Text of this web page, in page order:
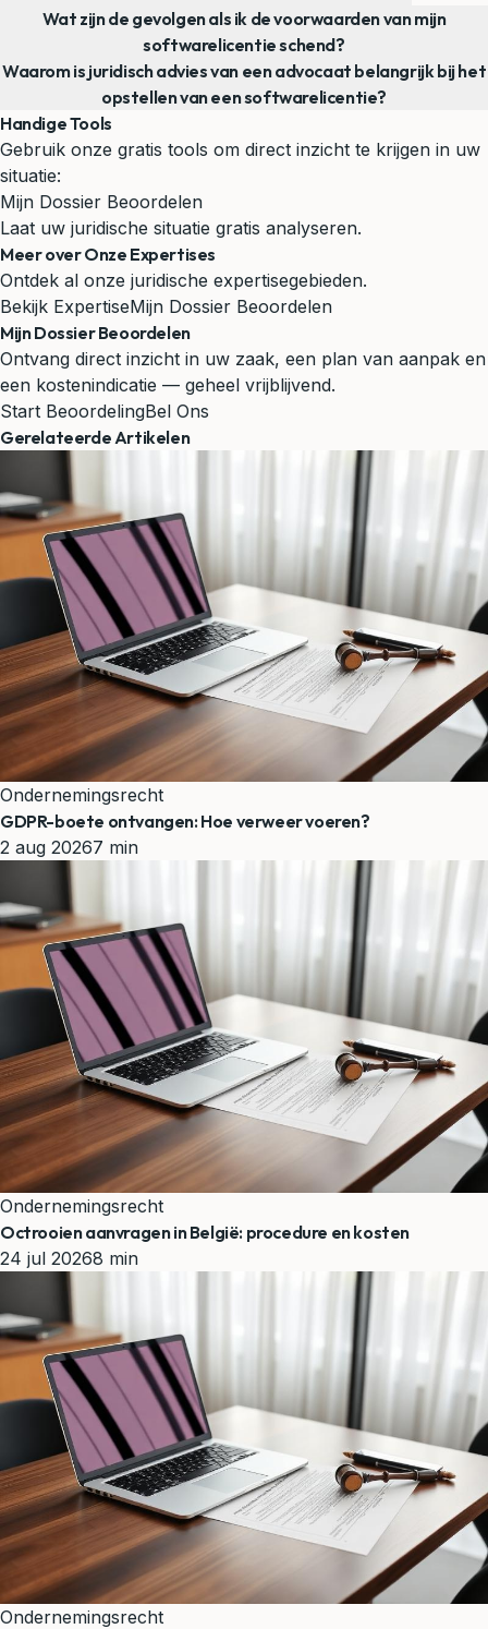
Wat zijn de gevolgen als ik de voorwaarden van mijn
softwarelicentie schend?
Waarom is juridisch advies van een advocaat belangrijk bij het
opstellen van een softwarelicentie?
Handige Tools
Gebruik onze gratis tools om direct inzicht te krijgen in uw
situatie:
Mijn Dossier Beoordelen
Laat uw juridische situatie gratis analyseren.
Meer over Onze Expertises
Ontdek al onze juridische expertisegebieden.
Bekijk ExpertiseMijn Dossier Beoordelen
Mijn Dossier Beoordelen
Ontvang direct inzicht in uw zaak, een plan van aanpak en
een kostenindicatie — geheel vrijblijvend.
Start BeoordelingBel Ons
Gerelateerde Artikelen
Ondernemingsrecht
GDPR-boete ontvangen: Hoe verweer voeren?
2 aug 20267 min
Ondernemingsrecht
Octrooien aanvragen in België: procedure en kosten
24 jul 20268 min
Ondernemingsrecht